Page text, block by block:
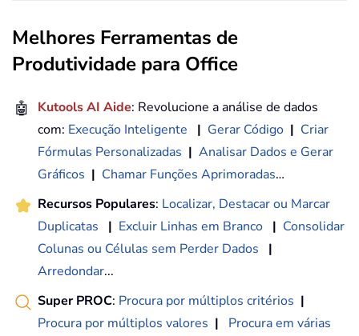
Melhores Ferramentas de
Produtividade para Office
🤖 Kutools AI Aide: Revolucione a análise de dados
com: Execução Inteligente | Gerar Código | Criar
Fórmulas Personalizadas | Analisar Dados e Gerar
Gráficos | Chamar Funções Aprimoradas…
Recursos Populares: Localizar, Destacar ou Marcar
Duplicatas
| Excluir Linhas em Branco | Consolidar
Colunas ou Células sem Perder Dados
|
Arredondar...
Super PROC: Procura por múltiplos critérios |
Procura por múltiplos valores |
Procura em várias